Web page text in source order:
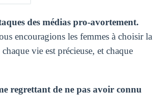
des médias pro-avortement.
encouragions les femmes à choisir la
vie est précieuse, et chaque
regrettant de ne pas avoir connu